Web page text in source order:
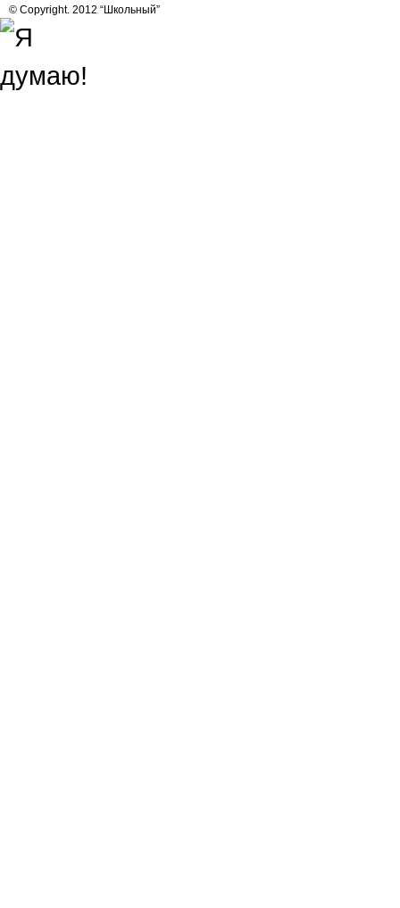
© Copyright. 2012 “Школьный”